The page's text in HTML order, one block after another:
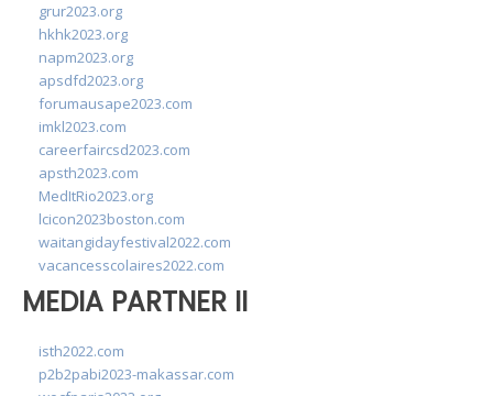
grur2023.org
hkhk2023.org
napm2023.org
apsdfd2023.org
forumausape2023.com
imkl2023.com
careerfaircsd2023.com
apsth2023.com
MedItRio2023.org
lcicon2023boston.com
waitangidayfestival2022.com
vacancesscolaires2022.com
MEDIA PARTNER II
isth2022.com
p2b2pabi2023-makassar.com